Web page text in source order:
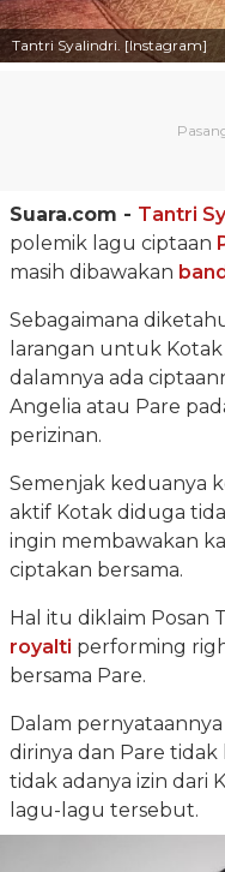
Tantri Syalindri. [Instagram]
Suara.com - Tantri
polemik lagu ciptaan
masih dibawakan
Sebagaimana
larangan untuk
dalamnya ada
Angelia atau Pare
perizinan.
Semenjak keduanya
aktif Kotak diduga
ingin membawakan
ciptakan bersama.
Hal itu diklaim Posan
royalti performing
bersama Pare.
Dalam
dirinya dan Pare tidak
tidak adanya izin dari
lagu-lagu tersebut.